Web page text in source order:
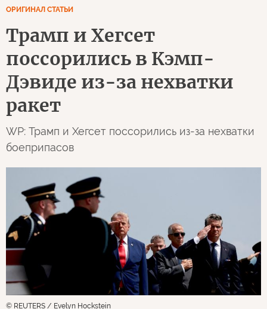
ОРИГИНАЛ СТАТЬИ
Трамп и Хегсет
поссорились в Кэмп-
Дэвиде из-за нехватки
ракет
WP: Трамп и Хегсет поссорились из-за нехватки
боеприпасов
© REUTERS / Evelyn Hockstein